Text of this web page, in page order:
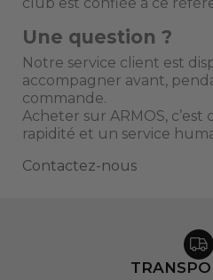
Une question ?
Notre service client est
accompagner avant,
commande.
Acheter sur ARMOS, c’est
rapidité et un service
Contactez-nous